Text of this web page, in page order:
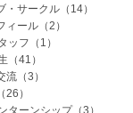
・サークル（14）
ィール（2）
ッフ（1）
（41）
流（3）
26）
ターンシップ（3）